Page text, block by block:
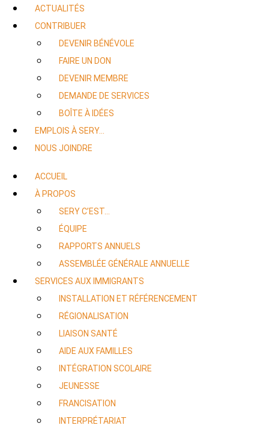
ACTUALITÉS
CONTRIBUER
DEVENIR BÉNÉVOLE
FAIRE UN DON
DEVENIR MEMBRE
DEMANDE DE SERVICES
BOÎTE À IDÉES
EMPLOIS À SERY…
NOUS JOINDRE
ACCUEIL
À PROPOS
SERY C’EST…
ÉQUIPE
RAPPORTS ANNUELS
ASSEMBLÉE GÉNÉRALE ANNUELLE
SERVICES AUX IMMIGRANTS
INSTALLATION ET RÉFÉRENCEMENT
RÉGIONALISATION
LIAISON SANTÉ
AIDE AUX FAMILLES
INTÉGRATION SCOLAIRE
JEUNESSE
FRANCISATION
INTERPRÉTARIAT